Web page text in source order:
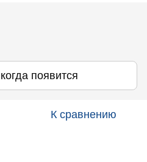
появится
К сравнению